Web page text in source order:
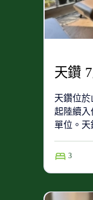
天鑽
天鑽位於
起陸續入
單位。
3